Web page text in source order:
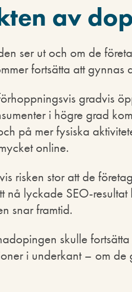
av
ser ut och om de
fortsätta att gynnas
gradvis
i högre grad
på mer fysiska
online.
risken stor att de
nå lyckade SEO-
snar framtid.
skulle
i underkant – om